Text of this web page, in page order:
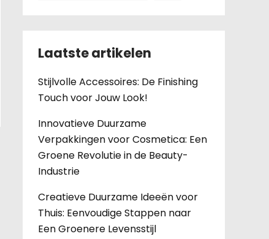
Laatste artikelen
Stijlvolle Accessoires: De Finishing
Touch voor Jouw Look!
Innovatieve Duurzame
Verpakkingen voor Cosmetica: Een
Groene Revolutie in de Beauty-
Industrie
Creatieve Duurzame Ideeën voor
Thuis: Eenvoudige Stappen naar
Een Groenere Levensstijl